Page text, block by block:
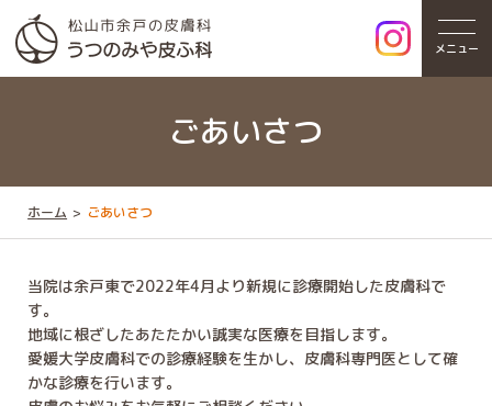
メニュー
ごあいさつ
ホーム ごあいさつ
当院は余戸東で2022年4月より新規に診療開始した皮膚科で
す。
地域に根ざしたあたたかい誠実な医療を目指します。
愛媛大学皮膚科での診療経験を生かし、皮膚科専門医として確
かな診療を行います。